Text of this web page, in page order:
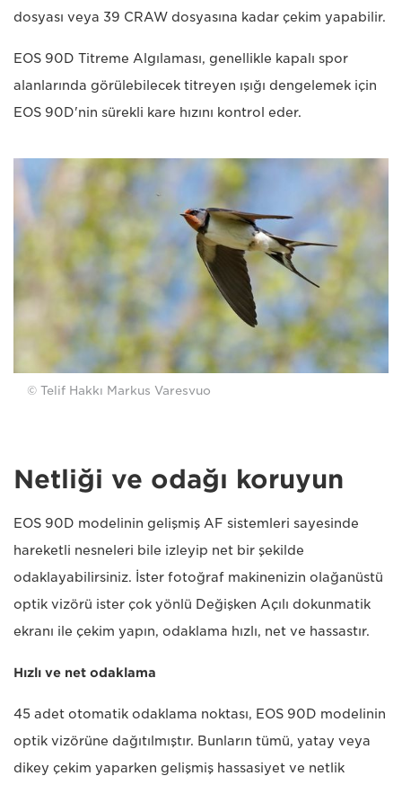
dosyası veya 39 CRAW dosyasına kadar çekim yapabilir.
EOS 90D Titreme Algılaması, genellikle kapalı spor
alanlarında görülebilecek titreyen ışığı dengelemek için
EOS 90D'nin sürekli kare hızını kontrol eder.
© Telif Hakkı Markus Varesvuo
Netliği ve odağı koruyun
EOS 90D modelinin gelişmiş AF sistemleri sayesinde
hareketli nesneleri bile izleyip net bir şekilde
odaklayabilirsiniz. İster fotoğraf makinenizin olağanüstü
optik vizörü ister çok yönlü Değişken Açılı dokunmatik
ekranı ile çekim yapın, odaklama hızlı, net ve hassastır.
Hızlı ve net odaklama
45 adet otomatik odaklama noktası, EOS 90D modelinin
optik vizörüne dağıtılmıştır. Bunların tümü, yatay veya
dikey çekim yaparken gelişmiş hassasiyet ve netlik